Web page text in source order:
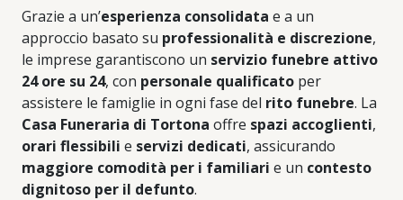
Grazie a un’esperienza consolidata e a un
approccio basato su professionalità e discrezione,
le imprese garantiscono un servizio funebre attivo
24 ore su 24, con personale qualificato per
assistere le famiglie in ogni fase del rito funebre. La
Casa Funeraria di Tortona offre spazi accoglienti,
orari flessibili e servizi dedicati, assicurando
maggiore comodità per i familiari e un contesto
dignitoso per il defunto.